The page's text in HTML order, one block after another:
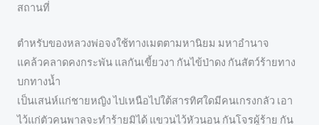
สถานที่
ตำหรับของหลวงพ่อจงใช้ทางเมตตามหานิยม มหาอำนาจ
แคล้วคลาดคงกระพัน แลกันเขี้ยวงา กันไข้ป่าดง กันสัตว์ร้ายทาง
บกทางน้ำ
เป็นเสน่ห์แก่ชายหญิง ไปเหนือไปใต้สารทิศใดมีคนเกรงกลัว เอา
ไว้แก่ตัวคนพาลจะทำร้ายมิได้ แขวนไว้หัวนอน กันโจรผู้ร้าย กัน